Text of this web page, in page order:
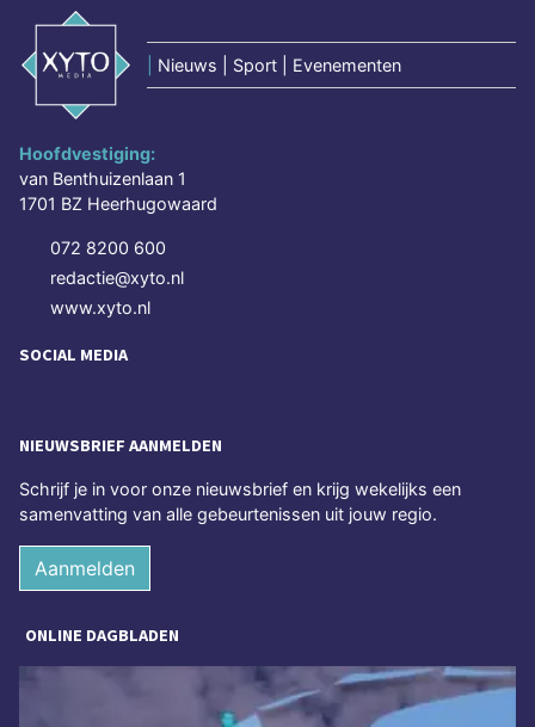
Nieuws | Sport | Evenementen
Hoofdvestiging:
van Benthuizenlaan 1
1701 BZ Heerhugowaard
072 8200 600
redactie@xyto.nl
www.xyto.nl
SOCIAL MEDIA
NIEUWSBRIEF AANMELDEN
Schrijf je in voor onze nieuwsbrief en krijg wekelijks een
samenvatting van alle gebeurtenissen uit jouw regio.
Aanmelden
ONLINE DAGBLADEN